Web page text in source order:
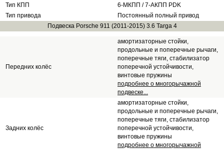
Тип КПП
6-МКПП / 7-АКПП PDK
Тип привода
Постоянный полный привод
Подвеска Porsche 911 (2011-2015) 3.6 Targa 4
Передних колёс
амортизаторные стойки,
продольные и поперечные рычаги,
поперечные тяги, стабилизатор
поперечной устойчивости,
винтовые пружины
подробнее о многорычажной
подвеске...
Задних колёс
амортизаторные стойки,
продольные и поперечные рычаги,
поперечные тяги, стабилизатор
поперечной устойчивости,
винтовые пружины
подробнее о многорычажной